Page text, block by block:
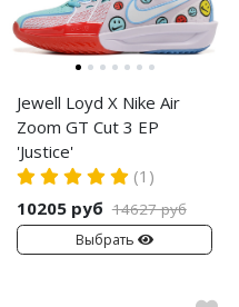
Jewell Loyd X Nike Air
Zoom GT Cut 3 EP
'Justice'
(1)
10205 руб 14627 руб
Выбрать